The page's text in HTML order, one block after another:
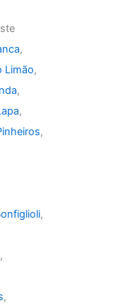
,
Limão,
,
,
,
,
,
,